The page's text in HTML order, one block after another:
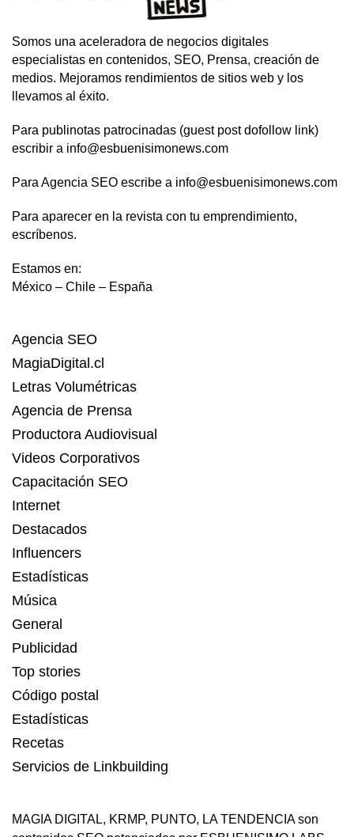
Somos una aceleradora de negocios digitales
especialistas en contenidos, SEO, Prensa, creación de
medios. Mejoramos rendimientos de sitios web y los
llevamos al éxito.
Para publinotas patrocinadas (guest post dofollow link)
escribir a info@esbuenisimonews.com
Para Agencia SEO escribe a info@esbuenisimonews.com
Para aparecer en la revista con tu emprendimiento,
escríbenos.
Estamos en:
México – Chile – España
Agencia SEO
MagiaDigital.cl
Letras Volumétricas
Agencia de Prensa
Productora Audiovisual
Videos Corporativos
Capacitación SEO
Internet
Destacados
Influencers
Estadísticas
Música
General
Publicidad
Top stories
Código postal
Estadísticas
Recetas
Servicios de Linkbuilding
MAGIA DIGITAL, KRMP, PUNTO, LA TENDENCIAson